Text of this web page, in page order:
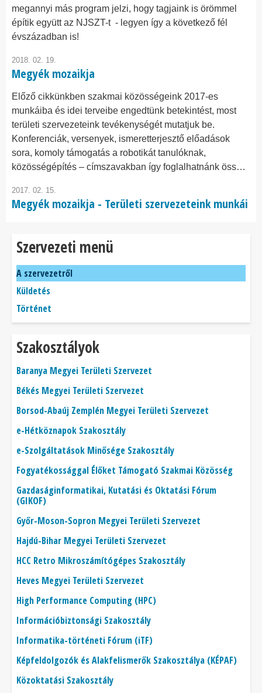
megannyi más program jelzi, hogy tagjaink is örömmel
építik együtt az NJSZT-t - legyen így a következő fél
évszázadban is!
2018. 02. 19.
Megyék mozaikja
Előző cikkünkben szakmai közösségeink 2017-es
munkáiba és idei terveibe engedtünk betekintést, most
területi szervezeteink tevékenységét mutatjuk be.
Konferenciák, versenyek, ismeretterjesztő előadások
sora, komoly támogatás a robotikát tanulóknak,
közösségépítés – címszavakban így foglalhatnánk öss…
2017. 02. 15.
Megyék mozaikja - Területi szervezeteink munkái
Szervezeti menü
A szervezetről
Küldetés
Történet
Szakosztályok
Baranya Megyei Területi Szervezet
Békés Megyei Területi Szervezet
Borsod-Abaúj Zemplén Megyei Területi Szervezet
e-Hétköznapok Szakosztály
e-Szolgáltatások Minősége Szakosztály
Fogyatékossággal Élőket Támogató Szakmai Közösség
Gazdaságinformatikai, Kutatási és Oktatási Fórum
(GIKOF)
Győr-Moson-Sopron Megyei Területi Szervezet
Hajdú-Bihar Megyei Területi Szervezet
HCC Retro Mikroszámítógépes Szakosztály
Heves Megyei Területi Szervezet
High Performance Computing (HPC)
Információbiztonsági Szakosztály
Informatika-történeti Fórum (iTF)
Képfeldolgozók és Alakfelismerők Szakosztálya (KÉPAF)
Közoktatási Szakosztály